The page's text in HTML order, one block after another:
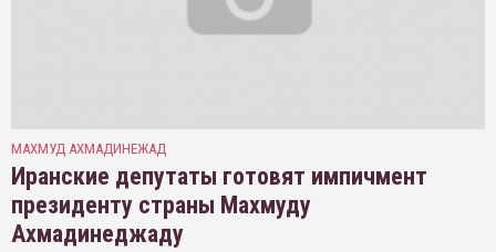
МАХМУД АХМАДИНЕЖАД
Иранские депутаты готовят импичмент
президенту страны Махмуду
Ахмадинеджаду